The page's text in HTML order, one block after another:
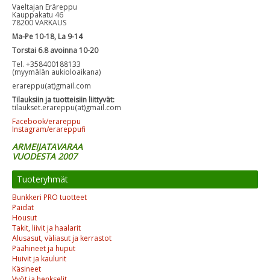
Vaeltajan Eräreppu
Kauppakatu 46
78200 VARKAUS
Ma-Pe 10-18, La 9-14
Torstai 6.8 avoinna 10-20
Tel. +358400188133
(myymälän aukioloaikana)
erareppu(at)gmail.com
Tilauksiin ja tuotteisiin liittyvät:
tilaukset.erareppu(at)gmail.com
Facebook/erareppu
Instagram/erareppufi
ARMEIJATAVARAA
VUODESTA 2007
Tuoteryhmät
Bunkkeri PRO tuotteet
Paidat
Housut
Takit, liivit ja haalarit
Alusasut, väliasut ja kerrastot
Päähineet ja huput
Huivit ja kaulurit
Käsineet